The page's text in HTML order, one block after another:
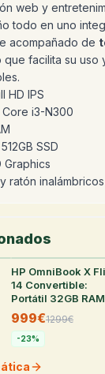
web y
todo en uno
acompañado de
que facilita su
HD IPS
i3-N300
SSD
Graphics
ratón inalámbricos
HP OmniBook X
14 Convertible:
Portátil 32GB
SSD 1TB
999€1299€
-23%